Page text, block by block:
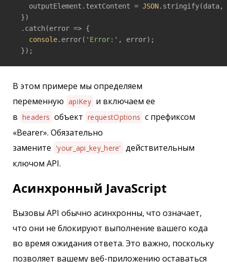
    outputElement.textContent =
JSON.stringify(data,
  })
  .catch(
error => {
console.error( 'Error:' , error);
  });
В этом примере мы определяем
переменную apiKey и включаем ее
в headers объект requestOptions с префиксом
«Bearer». Обязательно
замените 'your_api_key_here' действительным
ключом API.
Асинхронный JavaScript
Вызовы API обычно асинхронны, что означает,
что они не блокируют выполнение вашего кода
во время ожидания ответа. Это важно, поскольку
позволяет вашему веб-приложению оставаться